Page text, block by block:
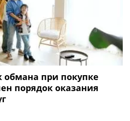
обмана при покупке
порядок оказания